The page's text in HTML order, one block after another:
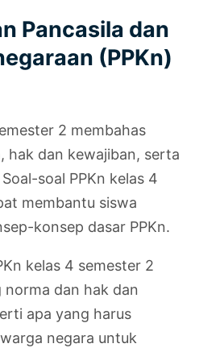
Pancasila dan
(PPKn)
2 membahas
hak dan kewajiban, serta
soal PPKn kelas 4
membantu siswa
konsep dasar PPKn.
kelas 4 semester 2
norma dan hak dan
apa yang harus
negara untuk